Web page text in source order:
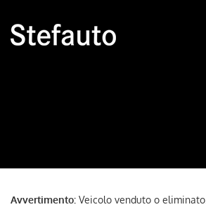
Avvertimento: Veicolo venduto o eliminato.